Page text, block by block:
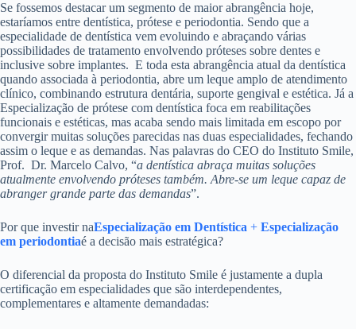
Se fossemos destacar um segmento de maior abrangência hoje,
estaríamos entre dentística, prótese e periodontia. Sendo que a
especialidade de dentística vem evoluindo e abraçando várias
possibilidades de tratamento envolvendo próteses sobre dentes e
inclusive sobre implantes. E toda esta abrangência atual da dentística
quando associada à periodontia, abre um leque amplo de atendimento
clínico, combinando estrutura dentária, suporte gengival e estética. Já a
Especialização de prótese com dentística foca em reabilitações
funcionais e estéticas, mas acaba sendo mais limitada em escopo por
convergir muitas soluções parecidas nas duas especialidades, fechando
assim o leque e as demandas. Nas palavras do CEO do Instituto Smile,
Prof. Dr. Marcelo Calvo, “a dentística abraça muitas soluções
atualmente envolvendo próteses também. Abre-se um leque capaz de
abranger grande parte das demandas”.
Por que investir naEspecialização em Dentística + Especialização
em periodontiaé a decisão mais estratégica?
O diferencial da proposta do Instituto Smile é justamente a dupla
certificação em especialidades que são interdependentes,
complementares e altamente demandadas: